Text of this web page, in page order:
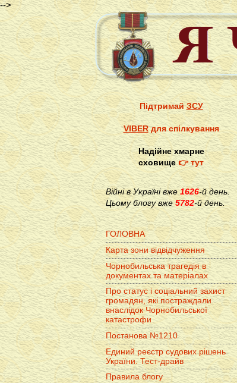
-->
ПідтримайЗСУ
VIBERдля спілкування
Надійне хмарне
сховище👉 тут
Війні в Україні вже1626-й день.
Цьому блогу вже 5782-й день.
ГОЛОВНА
Карта зони відвідчуження
Чорнобильська трагедія в
документах та матеріалах
Про статус і соціальний захист
громадян, які постраждали
внаслідок Чорнобильської
катастрофи
Постанова №1210
Единий реєстр судових рішень
України. Тест-драйв
Правила блогу